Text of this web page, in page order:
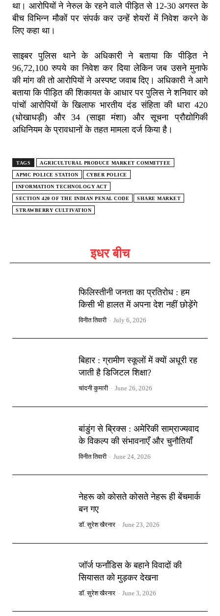
इधर बीच
फिलिस्तीनी जनता का प्रतिरोध : हम
किसी भी हालत में अपना देश नहीं छोड़ेंगे
विनीत तिवारी - July 6, 2026
बिहार : ग्रामीण स्कूलों में क्यों अधूरी रह
जाती है डिजिटल शिक्षा?
चांदनी कुमारी - June 26, 2026
बांडुंग से ब्रिक्स : अमेरिकी साम्राज्यवाद
के विकल्प की संभावनाएँ और चुनौतियाँ
विनीत तिवारी - June 24, 2026
नेहरू को कोसते कोसते नेहरू ही बेंचमार्क
बन गए
डॉ. सुरेश खैरनार - June 23, 2026
जॉर्ज फर्नांडिस के बहाने विवादों की
सियासत को मुड़कर देखना
डॉ. सुरेश खैरनार - June 3, 2026
था। आरोपियों ने नेरुल के रहने वाले पीड़ित से 12-30 अगस्त के
बीच विभिन्न मौकों पर संपर्क कर उन्हें शेयरों में निवेश करने के
लिए कहा था।
साइबर पुलिस थाने के अधिकारी ने बताया कि पीड़ित ने
96,72,100 रुपये का निवेश कर दिया लेकिन जब उसने मुनाफे
की मांग की तो आरोपियों ने अस्पष्ट जवाब दिए। अधिकारी ने आगे
बताया कि पीड़ित की शिकायत के आधार पर पुलिस ने शनिवार को
पांचों आरोपियों के खिलाफ भारतीय दंड संहिता की धारा 420
(धोखाधड़ी) और 34 (साझा मंशा) और सूचना प्रौद्योगिकी
अधिनियम के प्रावधानों के तहत मामला दर्ज किया है।
TAGS AGRICULTURAL PRODUCE MARKET COMMITTEE
APMC POLICE STATION CYBER POLICE
INFORMATION TECHNOLOGY ACT
SECTION 420 OF THE INDIAN PENAL CODE SHARE MARKET
STRAWBERRY CULTIVATION